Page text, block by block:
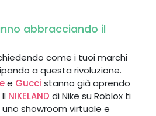
abbracciando il
come i tuoi marchi
a questa rivoluzione.
e Gucci stanno già aprendo
NIKELAND di Nike su Roblox ti
showroom virtuale e